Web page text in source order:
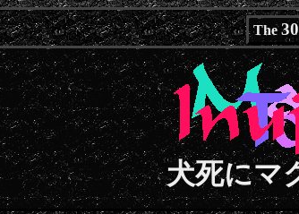
The
犬死にマ